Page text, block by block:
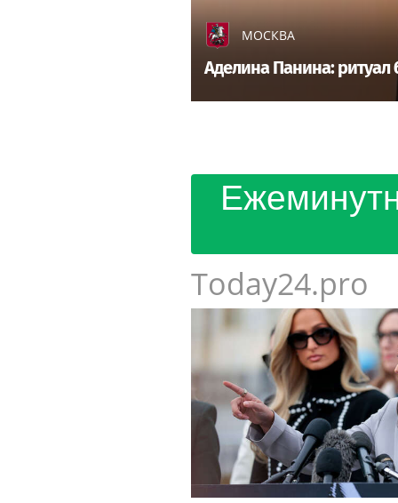
МОСКВА
Аделина Панина: ритуал
Today24.pro